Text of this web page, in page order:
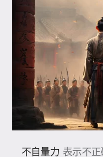
不自量力 表示不正